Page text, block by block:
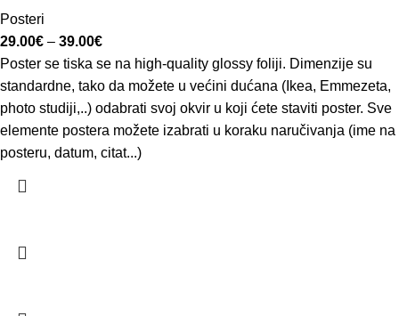
Posteri
29.00€ – 39.00€
Poster se tiska se na high-quality glossy foliji. Dimenzije su
standardne, tako da možete u većini dućana (Ikea, Emmezeta,
photo studiji,..) odabrati svoj okvir u koji ćete staviti poster. Sve
elemente postera možete izabrati u koraku naručivanja (ime na
posteru, datum, citat...)